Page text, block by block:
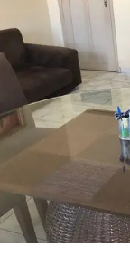
Em decisão
a decisão do
termos,
determinou a
substituto
possivelmente
Lima ou Dr
(magistrados da